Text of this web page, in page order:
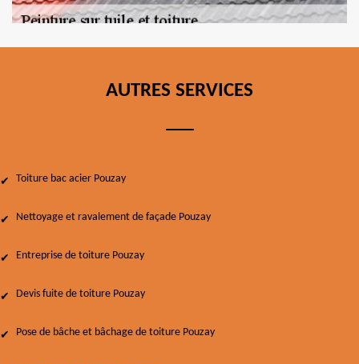
AUTRES SERVICES
Toiture bac acier Pouzay
Nettoyage et ravalement de façade Pouzay
Entreprise de toiture Pouzay
Devis fuite de toiture Pouzay
Pose de bâche et bâchage de toiture Pouzay